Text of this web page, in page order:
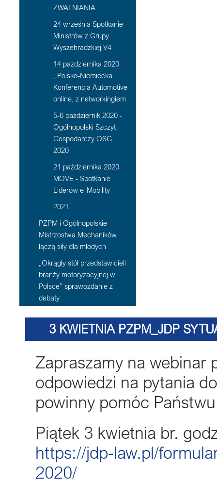
ZWALNIANIA
24 września Spotkanie
Ministrów z Grupy
Wyszehradzkiej V4
14 pażdziernika 2020
_Polsko-Niemiecka
Konferencja Automotive
online, z networkingiem
5-6 pażdziernik 2020 -
Ogólnopolski Szczyt
Gospodarczy OSG
2020
21 października 2020
MOVE - Spotkanie
Liderów e-Mobility
2021
PZPM i Ogólnopolskie
Mistrzostwa Mechaników
łączą siły dla młodych
„Okrągły stół przedstawicieli
branży motoryzacyjnej w
Polsce” sprawozdanie z
debaty
3 KWIETNIA PZPM_JDP
Zapraszamy na webinar
odpowiedzi na pytania
powinny pomóc
Piątek 3 kwietnia br.
https://jdp-law.pl/
2020/